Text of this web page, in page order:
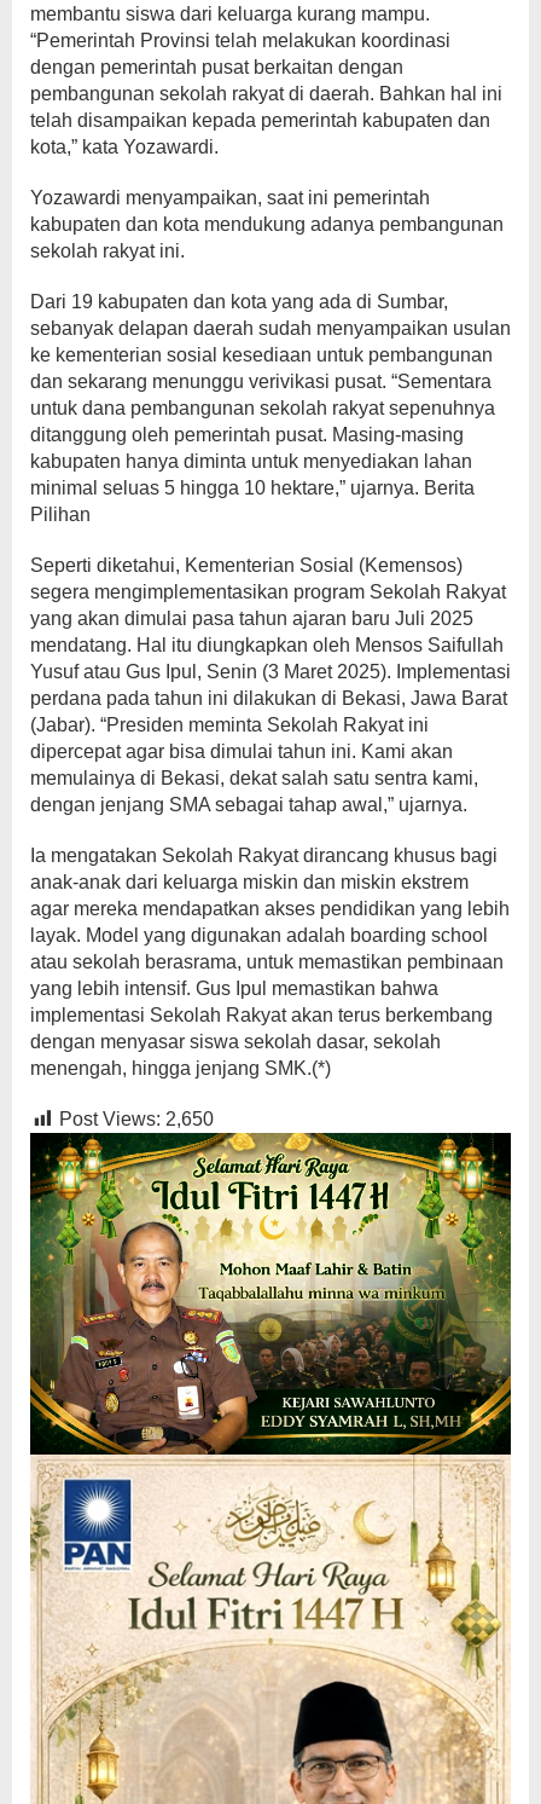
membantu siswa dari keluarga kurang mampu.
“Pemerintah Provinsi telah melakukan koordinasi
dengan pemerintah pusat berkaitan dengan
pembangunan sekolah rakyat di daerah. Bahkan hal ini
telah disampaikan kepada pemerintah kabupaten dan
kota,” kata Yozawardi.
Yozawardi menyampaikan, saat ini pemerintah
kabupaten dan kota mendukung adanya pembangunan
sekolah rakyat ini.
Dari 19 kabupaten dan kota yang ada di Sumbar,
sebanyak delapan daerah sudah menyampaikan usulan
ke kementerian sosial kesediaan untuk pembangunan
dan sekarang menunggu verivikasi pusat. “Sementara
untuk dana pembangunan sekolah rakyat sepenuhnya
ditanggung oleh pemerintah pusat. Masing-masing
kabupaten hanya diminta untuk menyediakan lahan
minimal seluas 5 hingga 10 hektare,” ujarnya. Berita
Pilihan
Seperti diketahui, Kementerian Sosial (Kemensos)
segera mengimplementasikan program Sekolah Rakyat
yang akan dimulai pasa tahun ajaran baru Juli 2025
mendatang. Hal itu diungkapkan oleh Mensos Saifullah
Yusuf atau Gus Ipul, Senin (3 Maret 2025). Implementasi
perdana pada tahun ini dilakukan di Bekasi, Jawa Barat
(Jabar). “Presiden meminta Sekolah Rakyat ini
dipercepat agar bisa dimulai tahun ini. Kami akan
memulainya di Bekasi, dekat salah satu sentra kami,
dengan jenjang SMA sebagai tahap awal,” ujarnya.
Ia mengatakan Sekolah Rakyat dirancang khusus bagi
anak-anak dari keluarga miskin dan miskin ekstrem
agar mereka mendapatkan akses pendidikan yang lebih
layak. Model yang digunakan adalah boarding school
atau sekolah berasrama, untuk memastikan pembinaan
yang lebih intensif. Gus Ipul memastikan bahwa
implementasi Sekolah Rakyat akan terus berkembang
dengan menyasar siswa sekolah dasar, sekolah
menengah, hingga jenjang SMK.(*)
Post Views: 2,650